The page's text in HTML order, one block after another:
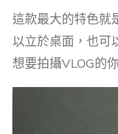
這款最大的特色就
以立於桌面，也可
想要拍攝VLOG的